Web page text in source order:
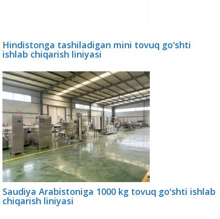
Hindistonga tashiladigan mini tovuq go'shti
ishlab chiqarish liniyasi
Saudiya Arabistoniga 1000 kg tovuq go'shti ishlab
chiqarish liniyasi